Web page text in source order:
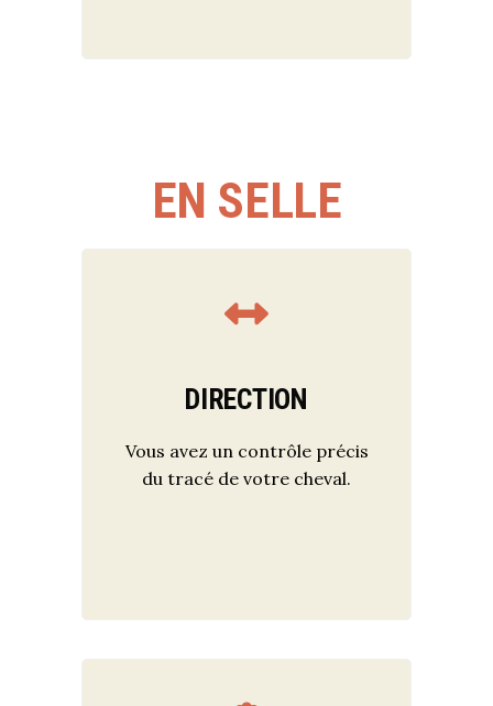
EN SELLE
DIRECTION
Vous avez un contrôle précis
du tracé de votre cheval.